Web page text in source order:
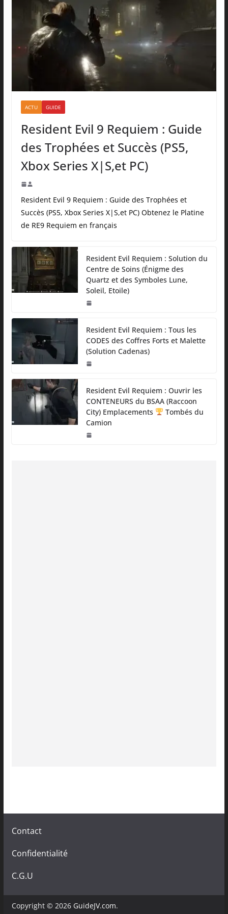
ACTU GUIDE
Resident Evil 9 Requiem : Guide
des Trophées et Succès (PS5,
Xbox Series X|S,et PC)
Resident Evil 9 Requiem : Guide des Trophées et
Succès (PS5, Xbox Series X|S,et PC) Obtenez le Platine
de RE9 Requiem en français
Resident Evil Requiem : Solution du
Centre de Soins (Énigme des
Quartz et des Symboles Lune,
Soleil, Etoile)
Resident Evil Requiem : Tous les
CODES des Coffres Forts et Malette
(Solution Cadenas)
Resident Evil Requiem : Ouvrir les
CONTENEURS du BSAA (Raccoon
City) Emplacements
Tombés du
Camion
Contact
Confidentialité
C.G.U
Copyright © 2026 GuideJV.com.